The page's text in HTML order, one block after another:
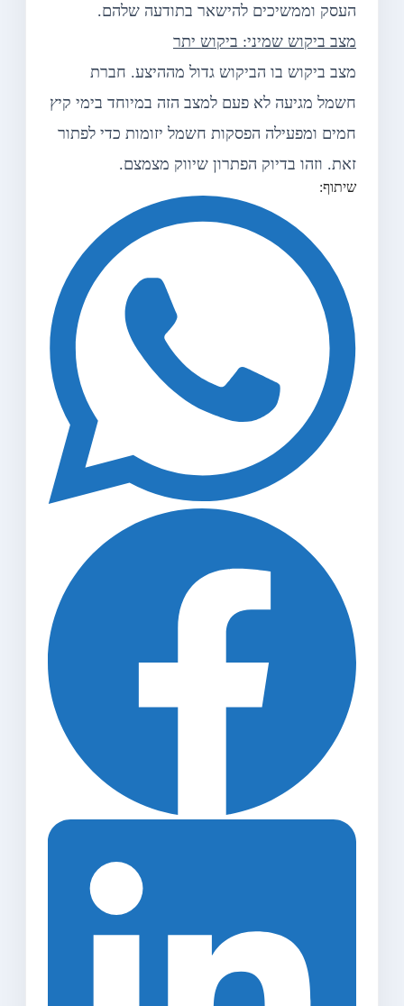
העסק וממשיכים להישאר בתודעה שלהם.
מצב ביקוש שמיני: ביקוש יתר
מצב ביקוש בו הביקוש גדול מההיצע. חברת
חשמל מגיעה לא פעם למצב הזה במיוחד בימי קיץ
חמים ומפעילה הפסקות חשמל יזומות כדי לפתור
זאת. וזהו בדיוק הפתרון שיווק מצמצם.
שיתוף: